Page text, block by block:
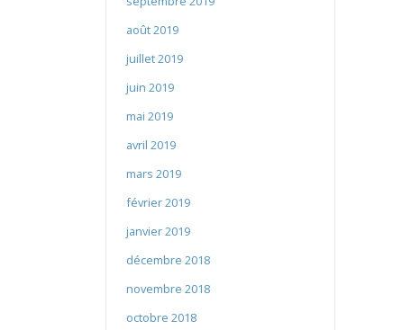
août 2019
juillet 2019
juin 2019
mai 2019
avril 2019
mars 2019
février 2019
janvier 2019
décembre 2018
novembre 2018
octobre 2018